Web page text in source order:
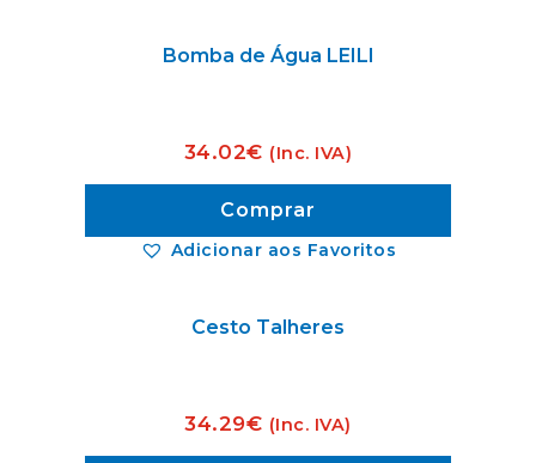
Adicionar aos Favoritos
Bomba de Água LEILI
34.02€ (Inc. IVA)
Comprar
Cesto Talheres
34.29€ (Inc. IVA)